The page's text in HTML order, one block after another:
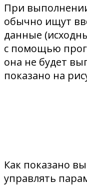
При
обычно ищут
данные
с помощью
она не будет
показано на
Как показано
управлять